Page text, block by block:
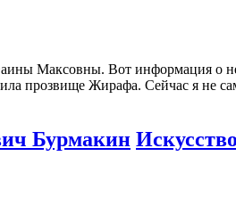
Максовны. Вот информация о
прозвище Жирафа. Сейчас я не
Бурмакин Искусство